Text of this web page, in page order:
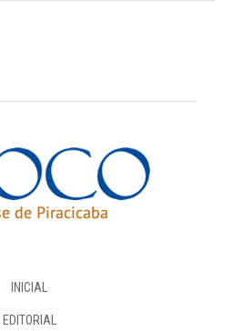
INICIAL
EDITORIAL